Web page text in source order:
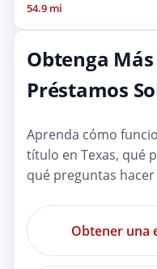
54.9 mi
Obtenga
Préstamos
Aprenda cómo
título en Texas, qué
qué preguntas
Obtener una